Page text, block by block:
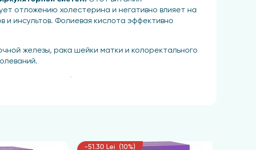
отложению холестерина и негативно влияет на
инсультов. Фолиевая кислота эффективно
железы, рака шейки матки и колоректального
и мозга, уменьшая риск возникновения болезни
нежелательные эффекты от приема
-51.30 Lei (10%)